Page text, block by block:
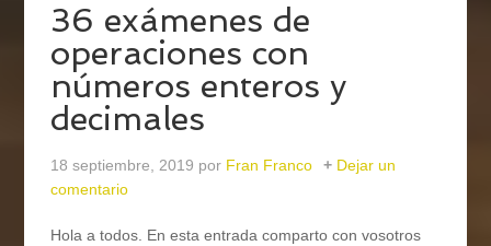
36 exámenes de
operaciones con
números enteros y
decimales
18 septiembre, 2019 por Fran Franco
Dejar un
comentario
Hola a todos. En esta entrada comparto con vosotros